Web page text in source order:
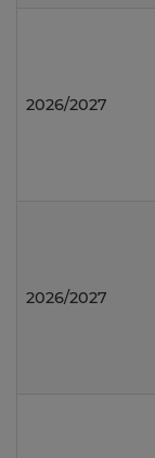
2026/2027
2026/2027